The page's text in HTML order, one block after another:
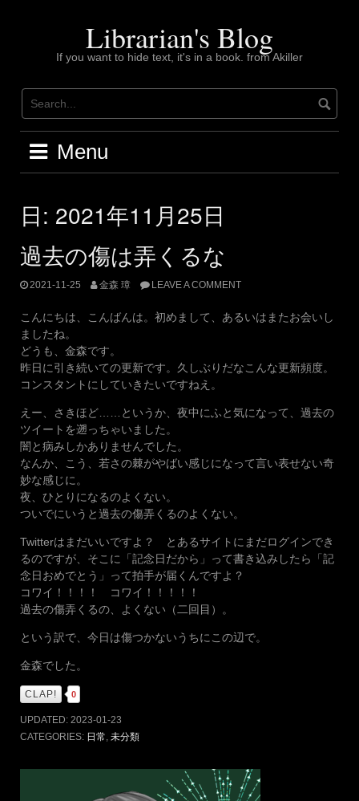
Librarian's Blog
If you want to hide text, it's in a book. from Akiller
Menu
日: 2021年11月25日
過去の傷は弄くるな
2021-11-25 金森 璋 LEAVE A COMMENT
こんにちは、こんばんは。初めまして、あるいはまたお会いし
ましたね。
どうも、金森です。
昨日に引き続いての更新です。久しぶりだなこんな更新頻度。
コンスタントにしていきたいですねえ。
えー、さきほど……というか、夜中にふと気になって、過去の
ツイートを遡っちゃいました。
闇と病みしかありませんでした。
なんか、こう、若さの棘がやばい感じになって言い表せない奇
妙な感じに。
夜、ひとりになるのよくない。
ついでにいうと過去の傷弄くるのよくない。
Twitterはまだいいですよ？ とあるサイトにまだログインでき
るのですが、そこに「記念日だから」って書き込みしたら「記
念日おめでとう」って拍手が届くんですよ？
コワイ！！！！ コワイ！！！！！
過去の傷弄くるの、よくない（二回目）。
という訳で、今日は傷つかないうちにこの辺で。
金森でした。
CLAP! 0
UPDATED: 2023-01-23
CATEGORIES: 日常, 未分類